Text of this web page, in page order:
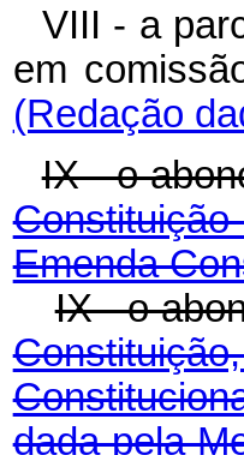
VIII - a
em
(Redação
IX - o
Emenda
IX - o
dada pela